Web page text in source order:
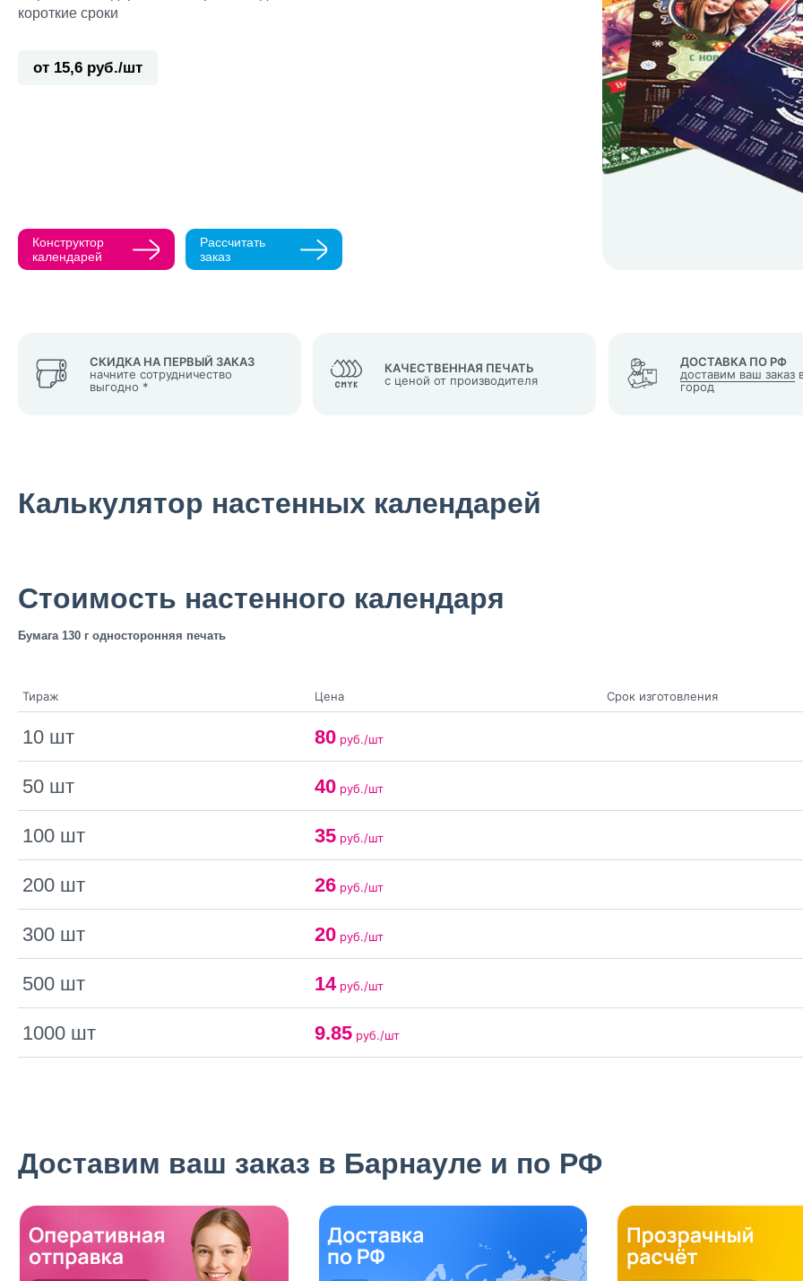
короткие сроки
от 15,6 руб./шт
Конструктор
календарей
Рассчитать
заказ
СКИДКА НА ПЕРВЫЙ ЗАКАЗ
начните сотрудничество
выгодно *
КАЧЕСТВЕННАЯ ПЕЧАТЬ
с ценой от производителя
ДОСТАВКА ПО РФ
доставим ваш заказ
город
Калькулятор настенных календарей
Стоимость настенного календаря
Бумага 130 г односторонняя печать
Тираж Цена Срок изготовления
10 шт 80 руб./шт
50 шт 40 руб./шт
100 шт 35 руб./шт
200 шт 26 руб./шт
300 шт 20 руб./шт
500 шт 14руб./шт
1000 шт 9.85 руб./шт
Доставим ваш заказ в Барнауле и по РФ
Нажимая кнопку "Оставить заявку", я даю согласие на
обработку персональных
политикой конфиденциальности